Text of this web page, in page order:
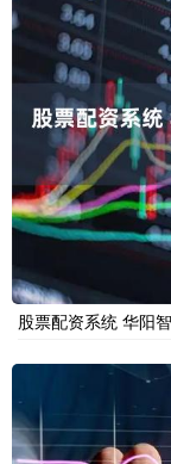
股票配资系统 华阳